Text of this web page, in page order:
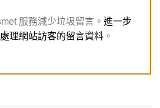
服務減少垃圾留言。 進一步
理網站訪客的留言資料 。